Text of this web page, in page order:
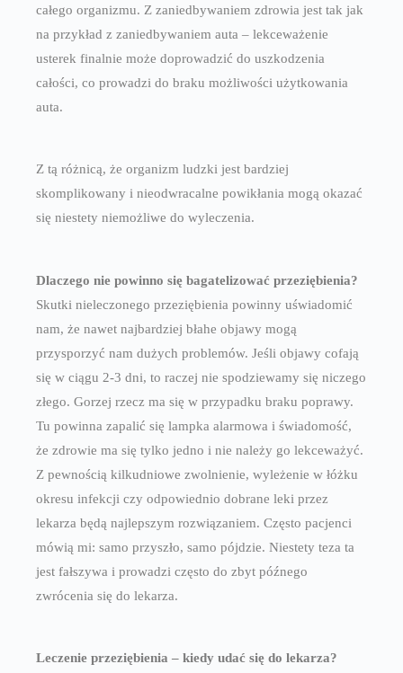
całego organizmu. Z zaniedbywaniem zdrowia jest tak jak
na przykład z zaniedbywaniem auta – lekceważenie
usterek finalnie może doprowadzić do uszkodzenia
całości, co prowadzi do braku możliwości użytkowania
auta.
Z tą różnicą, że organizm ludzki jest bardziej
skomplikowany i nieodwracalne powikłania mogą okazać
się niestety niemożliwe do wyleczenia.
Dlaczego nie powinno się bagatelizować przeziębienia?
Skutki nieleczonego przeziębienia powinny uświadomić
nam, że nawet najbardziej błahe objawy mogą
przysporzyć nam dużych problemów. Jeśli objawy cofają
się w ciągu 2-3 dni, to raczej nie spodziewamy się niczego
złego. Gorzej rzecz ma się w przypadku braku poprawy.
Tu powinna zapalić się lampka alarmowa i świadomość,
że zdrowie ma się tylko jedno i nie należy go lekceważyć.
Z pewnością kilkudniowe zwolnienie, wyleżenie w łóżku
okresu infekcji czy odpowiednio dobrane leki przez
lekarza będą najlepszym rozwiązaniem. Często pacjenci
mówią mi: samo przyszło, samo pójdzie. Niestety teza ta
jest fałszywa i prowadzi często do zbyt późnego
zwrócenia się do lekarza.
Leczenie przeziębienia – kiedy udać się do lekarza?